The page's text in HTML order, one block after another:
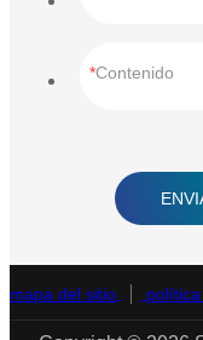
Contenido
mapa del sitio